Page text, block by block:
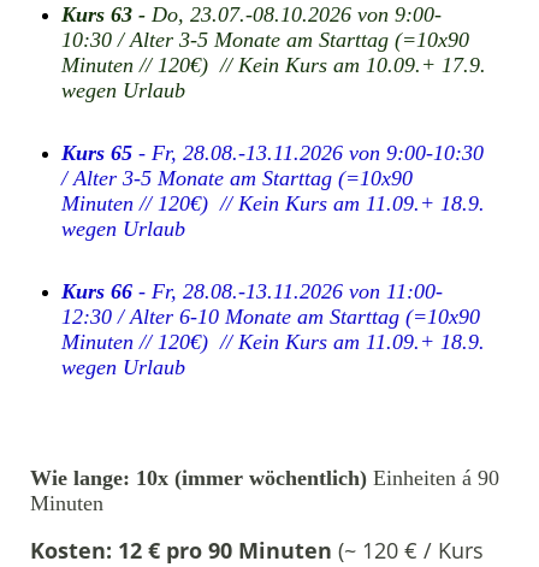
Kurs 63 - Do, 23.07.-08.10.2026 von 9:00-
10:30 / Alter 3-5 Monate am Starttag (=10x90
Minuten // 120€) // Kein Kurs am 10.09.+ 17.9.
wegen Urlaub
Kurs 65 - Fr, 28.08.-13.11.2026 von 9:00-10:30
/ Alter 3-5 Monate am Starttag (=10x90
Minuten // 120€) // Kein Kurs am 11.09.+ 18.9.
wegen Urlaub
Kurs 66 - Fr, 28.08.-13.11.2026 von 11:00-
12:30 / Alter 6-10 Monate am Starttag (=10x90
Minuten // 120€) // Kein Kurs am 11.09.+ 18.9.
wegen Urlaub
Wie lange: 10x (immer wöchentlich) Einheiten á 90
Minuten
Kosten: 12 € pro 90 Minuten (~ 120 € / Kurs